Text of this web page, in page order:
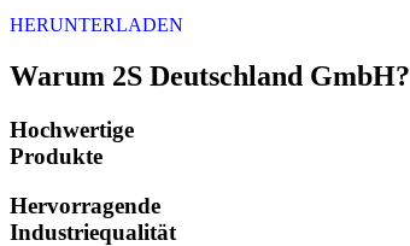
HERUNTERLADEN
Warum 2S Deutschland GmbH?
Hochwertige
Produkte
Hervorragende
Industriequalität